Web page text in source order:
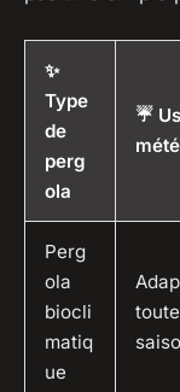
✨
Type
de
perg
ola
☔
Perg
ola
biocli
matiq
ue